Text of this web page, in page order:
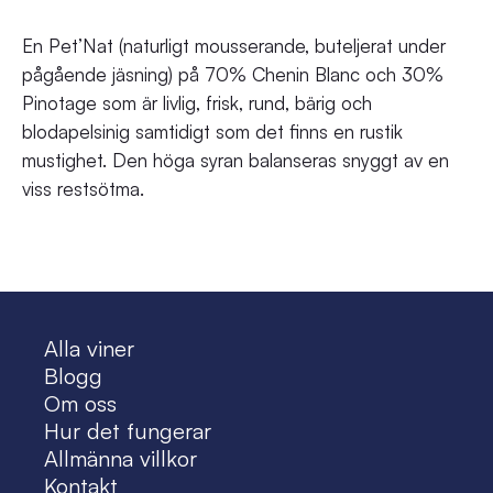
En Pet’Nat (naturligt mousserande, buteljerat under
pågående jäsning) på 70% Chenin Blanc och 30%
Pinotage som är livlig, frisk, rund, bärig och
blodapelsinig samtidigt som det finns en rustik
mustighet. Den höga syran balanseras snyggt av en
viss restsötma.
Alla viner
Blogg
Om oss
Hur det fungerar
Allmänna villkor
Kontakt